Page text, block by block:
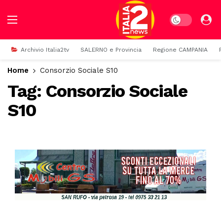
Dark mode
Archivio Italia2tv SALERNO e Provincia Regione CAMPANIA
Home Consorzio Sociale S10
Tag: Consorzio Sociale
S10